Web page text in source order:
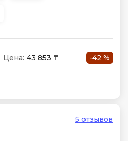
Цена: 43 853 ₸ -42 %
5 отзывов